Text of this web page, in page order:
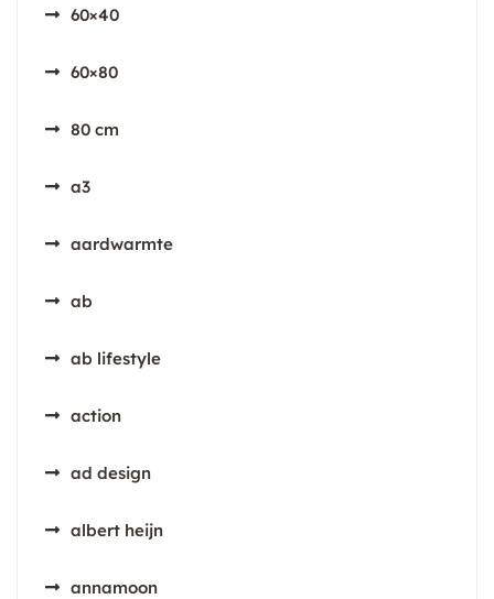
60×40
60×80
80 cm
a3
aardwarmte
ab
ab lifestyle
action
ad design
albert heijn
annamoon